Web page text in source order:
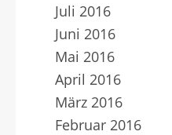
Juli 2016
Juni 2016
Mai 2016
April 2016
März 2016
Februar 2016